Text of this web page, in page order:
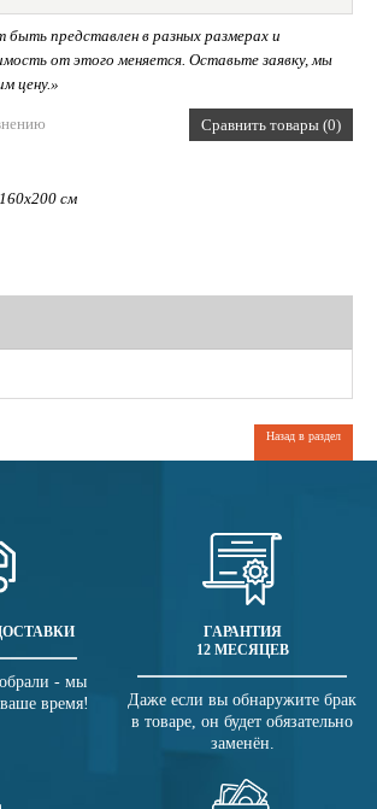
представлен в разных размерах и
от этого меняется. Оставьте заявку, мы
цену.»
Сравнить товары (0)
160х200 см
Назад в раздел
- мы
время!
ГАРАНТИЯ
12 МЕСЯЦЕВ
Даже если вы обнаружите брак
в товаре, он будет обязательно
заменён.